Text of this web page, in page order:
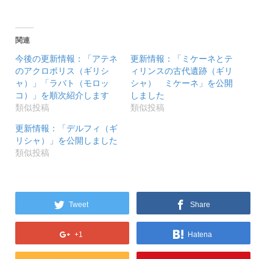
関連
今後の更新情報：「アテネ
のアクロポリス（ギリシ
ャ）」「ラバト（モロッ
コ）」を順次紹介します
類似投稿
更新情報：「ミケーネとテ
ィリンスの古代遺跡（ギリ
シャ） ミケーネ」を公開
しました
類似投稿
更新情報：「デルフィ（ギ
リシャ）」を公開しました
類似投稿
Tweet Share
+1 Hatena